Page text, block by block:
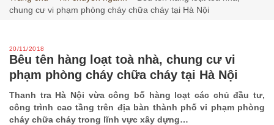
chung cư vi phạm phòng cháy chữa cháy tại Hà Nội
20/11/2018
Bêu tên hàng loạt toà nhà, chung cư vi
phạm phòng cháy chữa cháy tại Hà Nội
Thanh tra Hà Nội vừa công bố hàng loạt các chủ đầu tư,
công trình cao tầng trên địa bàn thành phố vi phạm phòng
cháy chữa cháy trong lĩnh vực xây dựng…